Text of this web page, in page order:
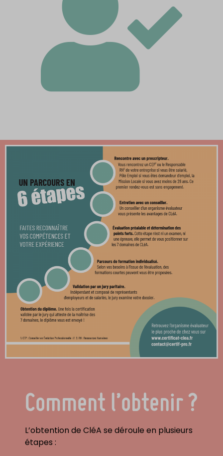
Comment l’obtenir ?
L’obtention de CléA se déroule en plusieurs
étapes :